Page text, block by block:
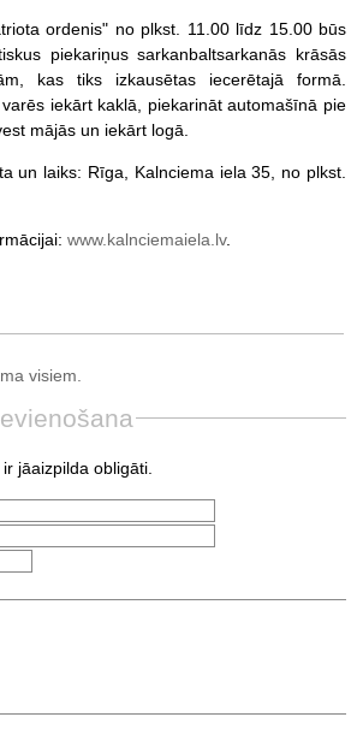
ordenis" no plkst. 11.00 līdz 15.00 būs
piekariņus sarkanbaltsarkanās krāsās
kas tiks izkausētas iecerētajā formā.
iekārt kaklā, piekarināt automašīnā pie
mājās un iekārt logā.
un laiks: Rīga, Kalnciema iela 35, no plkst.
www.kalnciemaiela.lv.
visiem.
jāaizpilda obligāti.